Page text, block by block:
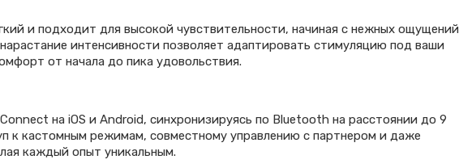
и подходит для высокой чувствительности, начиная с нежных ощущений
интенсивности позволяет адаптировать стимуляцию под ваши
от начала до пика удовольствия.
на iOS и Android, синхронизируясь по Bluetooth на расстоянии до 9
к кастомным режимам, совместному управлению с партнером и даже
каждый опыт уникальным.